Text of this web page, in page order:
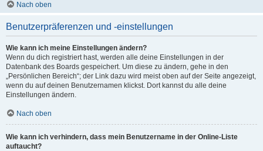
Nach oben
Benutzerpräferenzen und -einstellungen
Wie kann ich meine Einstellungen ändern?
Wenn du dich registriert hast, werden alle deine Einstellungen in der
Datenbank des Boards gespeichert. Um diese zu ändern, gehe in den
„Persönlichen Bereich“; der Link dazu wird meist oben auf der Seite angezeigt,
wenn du auf deinen Benutzernamen klickst. Dort kannst du alle deine
Einstellungen ändern.
Nach oben
Wie kann ich verhindern, dass mein Benutzername in der Online-Liste
auftaucht?